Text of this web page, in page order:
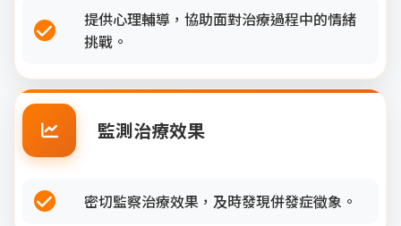
提供心理輔導，協助面對治療過程中的情緒
挑戰。
監測治療效果
密切監察治療效果，及時發現併發症徵象。